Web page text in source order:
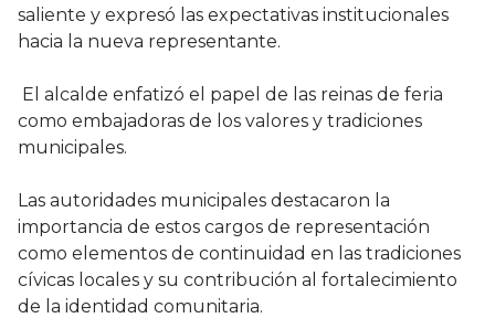
saliente y expresó las expectativas institucionales
hacia la nueva representante.
El alcalde enfatizó el papel de las reinas de feria
como embajadoras de los valores y tradiciones
municipales.
Las autoridades municipales destacaron la
importancia de estos cargos de representación
como elementos de continuidad en las tradiciones
cívicas locales y su contribución al fortalecimiento
de la identidad comunitaria.